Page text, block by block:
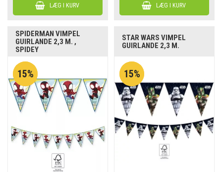
SPIDERMAN VIMPEL
GUIRLANDE 2,3 M. ,
SPIDEY
15%
STAR WARS VIMPEL
GUIRLANDE 2,3 M.
15%